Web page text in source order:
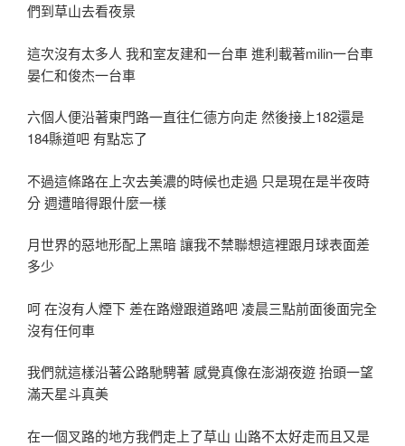
們到草山去看夜景
這次沒有太多人 我和室友建和一台車 進利載著milin一台車
晏仁和俊杰一台車
六個人便沿著東門路一直往仁德方向走 然後接上182還是
184縣道吧 有點忘了
不過這條路在上次去美濃的時候也走過 只是現在是半夜時
分 週遭暗得跟什麼一樣
月世界的惡地形配上黑暗 讓我不禁聯想這裡跟月球表面差
多少
呵 在沒有人煙下 差在路燈跟道路吧 凌晨三點前面後面完全
沒有任何車
我們就這樣沿著公路馳騁著 感覺真像在澎湖夜遊 抬頭一望
滿天星斗真美
在一個叉路的地方我們走上了草山 山路不太好走而且又是